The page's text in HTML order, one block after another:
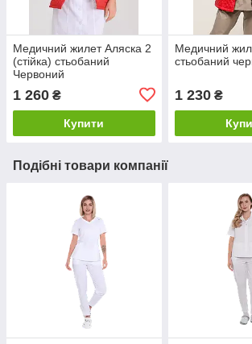
Медичний жилет Аляска 2
(стійка) стьобаний
Червоний
1 260 ₴
Купити
Медичний
стьобаний
1 230₴
Подібні товари компанії